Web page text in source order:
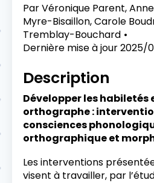
ParVéronique Parent,
Myre-Bisaillon, Carole
Tremblay-Bouchard
Dernière mise à jour2025/
Description
Développer les habiletés
orthographe :
consciences
orthographique et
Les interventions
visent à travailler, par